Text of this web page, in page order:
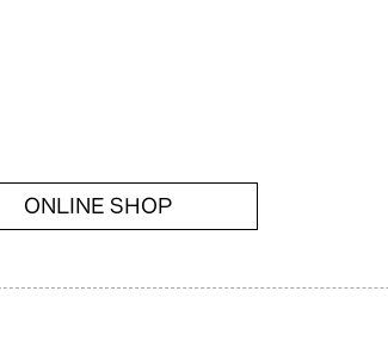
ONLINE SHOP